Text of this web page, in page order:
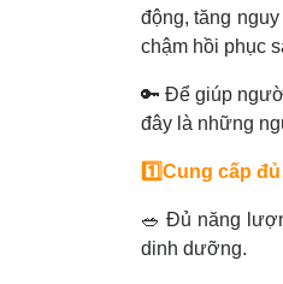
động, tăng
chậm hồi phục
🔑 Để giúp
đây là những
1️⃣Cung cấp
🥗 Đủ năng
dinh dưỡng.